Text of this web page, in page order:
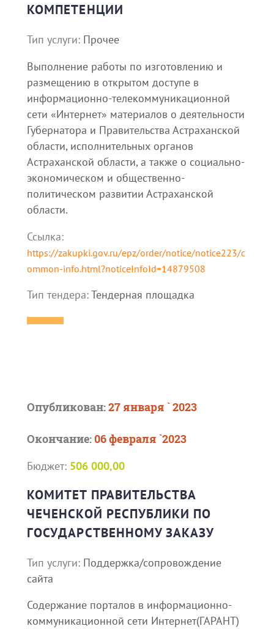
КОМПЕТЕНЦИИ
Тип услуги: Прочее
Выполнение работы по изготовлению и
размещению в открытом доступе в
информационно-телекоммуникационной
сети «Интернет» материалов о деятельности
Губернатора и Правительства Астраханской
области, исполнительных органов
Астраханской области, а также о социально-
экономическом и общественно-
политическом развитии Астраханской
области.
Ссылка:
https://zakupki.gov.ru/epz/order/notice/notice223/c
ommon-info.html?noticeInfoId=14879508
Тип тендера:Тендерная площадка
Опубликован:27 января ` 2023
Окончание:06 февраля `2023
Бюджет: 506 000,00
КОМИТЕТ ПРАВИТЕЛЬСТВА
ЧЕЧЕНСКОЙ РЕСПУБЛИКИ ПО
ГОСУДАРСТВЕННОМУ ЗАКАЗУ
Тип услуги: Поддержка/сопровождение
сайта
Содержание порталов в информационно-
коммуникационной сети Интернет(ГАРАНТ)